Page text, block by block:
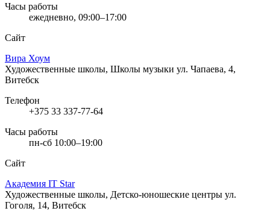
Часы работы
ежедневно, 09:00–17:00
Сайт
Вира Хоум
Художественные школы, Школы музыки ул. Чапаева, 4,
Витебск
Телефон
+375 33 337-77-64
Часы работы
пн-сб 10:00–19:00
Сайт
Академия IT Star
Художественные школы, Детско-юношеские центры ул.
Гоголя, 14, Витебск